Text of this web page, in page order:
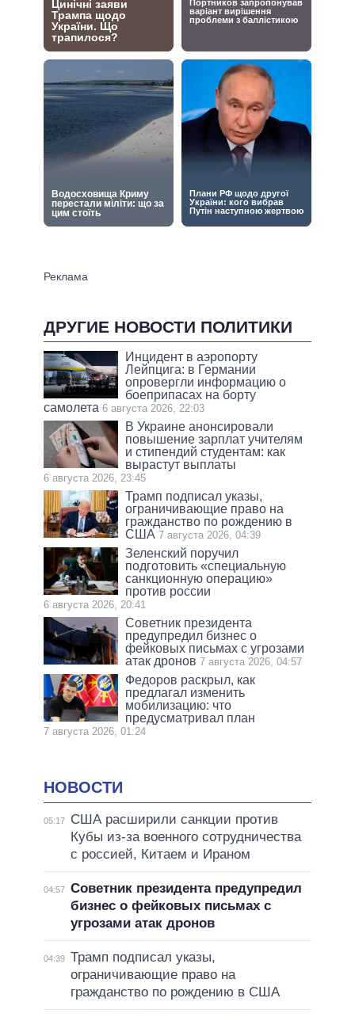
ДРУГИЕ НОВОСТИ ПОЛИТИКИ
Инцидент в аэропорту
Лейпцига: в Германии
опровергли информацию о
боеприпасах на борту
самолета 6 августа 2026, 22:03
В Украине анонсировали
повышение зарплат учителям
и стипендий студентам: как
вырастут выплаты
6 августа 2026, 23:45
Трамп подписал указы,
ограничивающие право на
гражданство по рождению в
США 7 августа 2026, 04:39
Зеленский поручил
подготовить «специальную
санкционную операцию»
против россии
6 августа 2026, 20:41
Советник президента
предупредил бизнес о
фейковых письмах с угрозами
атак дронов 7 августа 2026, 04:57
Федоров раскрыл, как
предлагал изменить
мобилизацию: что
предусматривал план
7 августа 2026, 01:24
НОВОСТИ
05:17
США расширили санкции против
Кубы из-за военного сотрудничества
с россией, Китаем и Ираном
04:57 Советник президента предупредил
бизнес о фейковых письмах с
угрозами атак дронов
04:39 Трамп подписал указы,
ограничивающие право на
гражданство по рождению в США